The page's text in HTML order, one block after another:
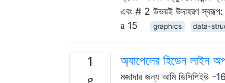
এবং # 2 উভয়ই উদাহরণ স্বরূপ:
15
graphics data-
1 অ্যাপেলের হিডেন লাইন
মজাদার জন্য আমি ডিসিপিইউ -16